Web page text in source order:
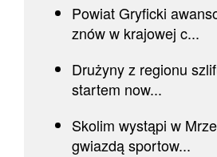
Powiat Gryficki
znów w krajowej c...
Drużyny z regionu
startem now...
Skolim wystąpi w
gwiazdą sportow...